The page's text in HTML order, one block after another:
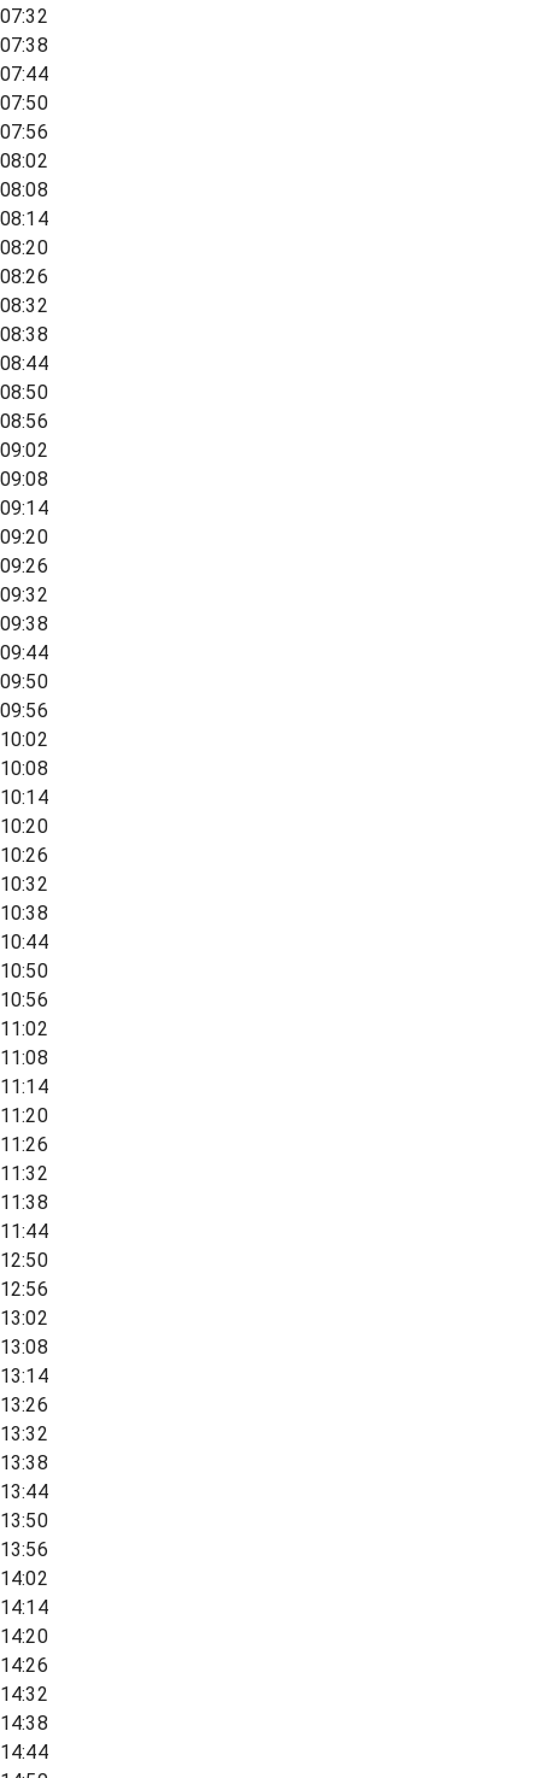
07:32
07:38
07:44
07:50
07:56
08:02
08:08
08:14
08:20
08:26
08:32
08:38
08:44
08:50
08:56
09:02
09:08
09:14
09:20
09:26
09:32
09:38
09:44
09:50
09:56
10:02
10:08
10:14
10:20
10:26
10:32
10:38
10:44
10:50
10:56
11:02
11:08
11:14
11:20
11:26
11:32
11:38
11:44
12:50
12:56
13:02
13:08
13:14
13:26
13:32
13:38
13:44
13:50
13:56
14:02
14:14
14:20
14:26
14:32
14:38
14:44